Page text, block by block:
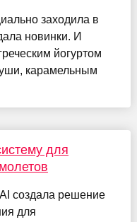
заходила в
новинки. И
йогуртом
карамельным
для
создала решение
для